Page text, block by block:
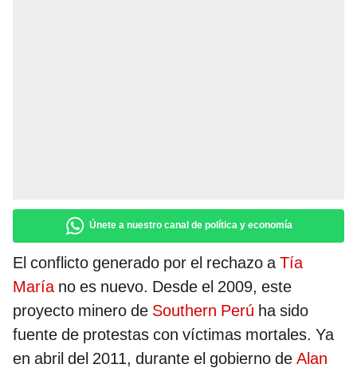
Únete a nuestro canal de política y economía
El conflicto generado por el rechazo aTía
Maríano es nuevo. Desde el 2009, este
proyecto minero de Southern Perú ha sido
fuente de protestas con víctimas mortales. Ya
en abril del 2011, durante el gobierno de Alan